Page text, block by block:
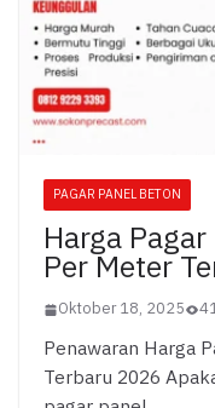
PAGAR PANEL BETON
Harga
Per Meter
Oktober 18, 2025
Penawaran Harga
Terbaru 2026